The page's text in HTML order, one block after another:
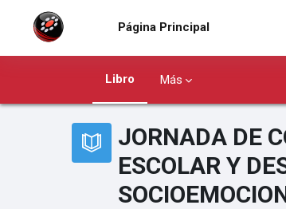
Salta al contenido principal
Página Principal
Libro Más
JORNADA DE
ESCOLAR Y